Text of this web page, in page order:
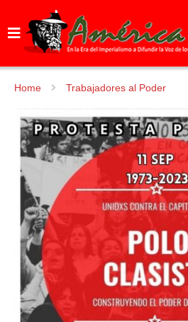
Home Trabajadores al Poder